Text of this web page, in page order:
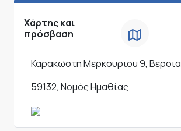
Χάρτης και
πρόσβαση
Καρακωστη Μερκουριου 9, Βεροια
59132, Νομός Ημαθίας